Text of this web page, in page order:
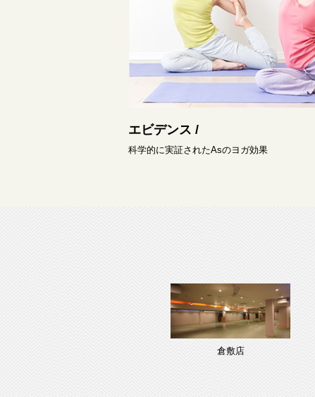
エビデンス /
科学的に実証されたAsのヨガ効果
倉敷店